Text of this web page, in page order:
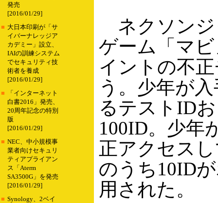
発売
[2016/01/29]
■ 大日本印刷が「サ
イバーナレッジア
カデミー」設立、
IAIの訓練システム
でセキュリティ技
術者を養成
[2016/01/29]
■
「インターネット
白書2016」発売、
20周年記念の特別
版
[2016/01/29]
■ NEC、中小規模事
業者向けセキュリ
ティアプライアン
ス「Aterm
SA3500G」を発売
[2016/01/29]
■ Synology、2ベイ
ネクソンジ
ゲーム「マ
イントの不
う。少年が
るテストID
100ID。少年
正アクセス
のうち10ID
用された。